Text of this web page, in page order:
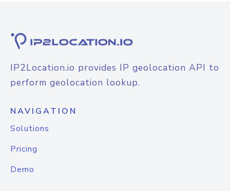
IP2Location.io provides IP geolocation API to
perform geolocation lookup.
NAVIGATION
Solutions
Pricing
Demo